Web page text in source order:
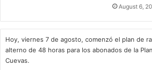
August 6,
Hoy, viernes 7 de agosto, comenzó el plan de
alterno de 48 horas para los abonados de la
Cuevas.